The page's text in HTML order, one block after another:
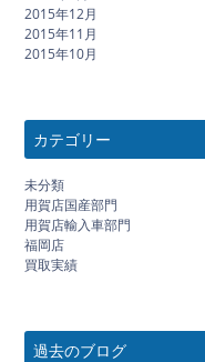
2015年12月
2015年11月
2015年10月
カテゴリー
未分類
用賀店国産部門
用賀店輸入車部門
福岡店
買取実績
過去のブログ